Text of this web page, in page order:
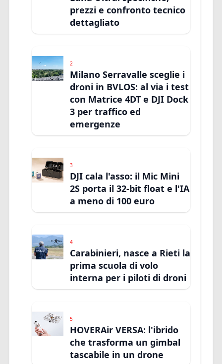
prezzi e confronto tecnico
dettagliato
2
Milano Serravalle sceglie i
droni in BVLOS: al via i test
con Matrice 4DT e DJI Dock
3 per traffico ed
emergenze
3
DJI cala l'asso: il Mic Mini
2S porta il 32-bit float e l'IA
a meno di 100 euro
4
Carabinieri, nasce a Rieti la
prima scuola di volo
interna per i piloti di droni
5
HOVERAir VERSA: l'ibrido
che trasforma un gimbal
tascabile in un drone